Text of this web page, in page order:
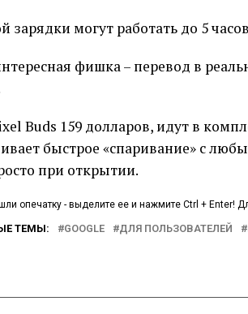
зарядки могут работать до 5
фишка – перевод в
Buds 159 долларов, идут в
быстрое «спаривание» с
при открытии.
опечатку - выделите ее и нажмите Ctrl + Enter!
ТЕМЫ: GOOGLE ДЛЯ ПОЛЬЗОВАТЕЛЕЙ